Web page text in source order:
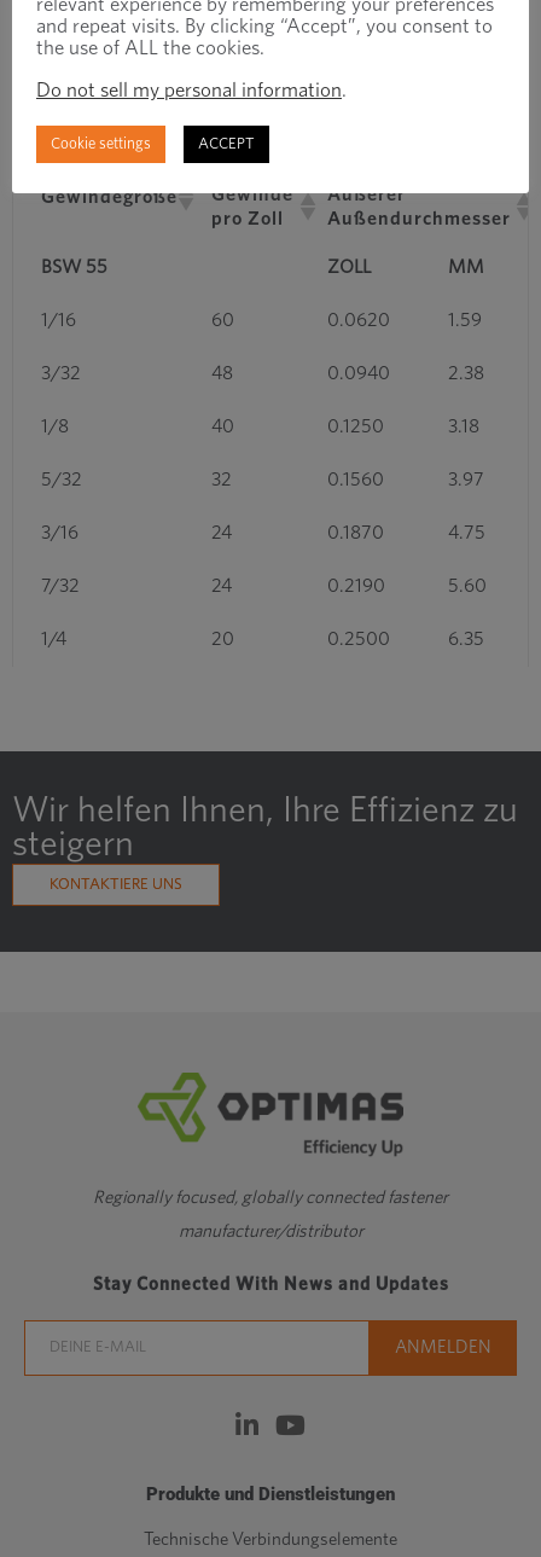
EINTRÄGE ANZEIGEN
SUCHEN:
Gewindegröße
Gewinde
pro Zoll
Äußerer
Außendurchmesser
BSW 55 ZOLL MM
1/16 60 0.0620 1.59
3/32 48 0.0940 2.38
1/8 40 0.1250 3.18
5/32 32 0.1560 3.97
3/16 24 0.1870 4.75
7/32 24 0.2190 5.60
1/4 20 0.2500 6.35
1 bis 10 von 29 Einträgen
Wir helfen Ihnen, Ihre Effizienz zu
steigern
KONTAKTIERE UNS
Regionally focused, globally connected fastener
manufacturer/distributor
Stay Connected With News and Updates
Produkte und Dienstleistungen
Technische Verbindungselemente
and repeat visits. By clicking “Accept”, you consent to
the use of ALL the cookies.
Do not sell my personal information.
Cookie settings ACCEPT